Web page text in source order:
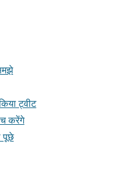
ट्वीट
करेंगे
पूछे